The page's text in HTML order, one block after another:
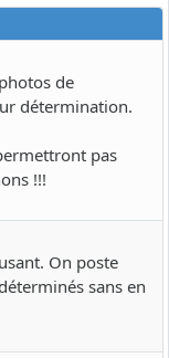
de
détermination.
pas
!!!
On poste
sans en